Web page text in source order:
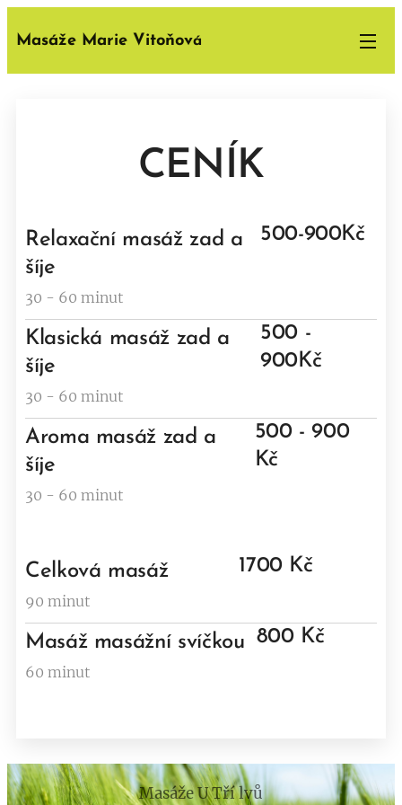
Masáže Marie Vitoňová
CENÍK
Relaxační masáž zad a
šíje
30 - 60 minut
500-900Kč
Klasická masáž zad a
šíje
30 - 60 minut
500 -
900Kč
Aroma masáž zad a
šíje
30 - 60 minut
500 - 900
Kč
Celková masáž
90 minut
1700 Kč
Masáž masážní svíčkou
60 minut
800 Kč
Masáže U Tří lvů